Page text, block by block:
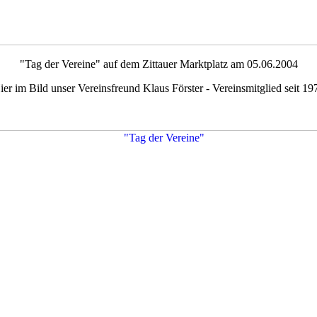
"Tag der Vereine" auf dem Zittauer Marktplatz am 05.06.2004
im Bild unser Vereinsfreund Klaus Förster - Vereinsmitglied seit